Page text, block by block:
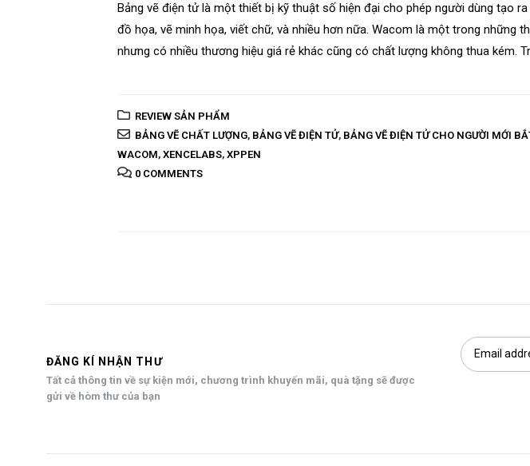
Bảng vẽ điện tử là một thiết bị kỹ thuật số hiện đại cho phép người dùng tạo
đồ họa, vẽ minh họa, viết chữ, và nhiều hơn nữa. Wacom là một trong những
nhưng có nhiều thương hiệu giá rẻ khác cũng có chất lượng không thua kém.
REVIEW SẢN PHẨM
BẢNG VẼ CHẤT LƯỢNG, BẢNG VẼ ĐIỆN TỬ, BẢNG VẼ ĐIỆN TỬ CHO NGƯỜI MỚI
WACOM,XENCELABS,XPPEN
0 COMMENTS
ĐĂNG KÍ NHẬN THƯ
Tất cả thông tin về sự kiện mới, chương trình khuyến mãi, quà tặng sẽ được
gửi về hòm thư của bạn